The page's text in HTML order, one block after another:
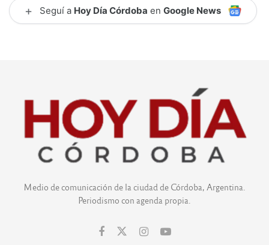
+ Seguí a Hoy Día Córdoba en Google News
Medio de comunicación de la ciudad de Córdoba, Argentina.
Periodismo con agenda propia.